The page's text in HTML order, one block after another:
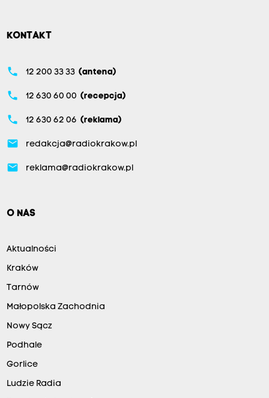
KONTAKT
phone 12 200 33 33 (antena)
phone 12 630 60 00 (recepcja)
phone 12 630 62 06 (reklama)
email redakcja@radiokrakow.pl
email reklama@radiokrakow.pl
O NAS
Aktualności
Kraków
Tarnów
Małopolska Zachodnia
Nowy Sącz
Podhale
Gorlice
Ludzie Radia